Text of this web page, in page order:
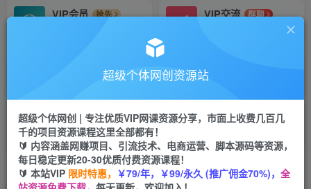
VIP会员
抢先
VIP交流
群聊
研究探讨更多创业项目路子。
会员专属推广链接
招募站长
挂机
项目
脚本卡密
APP下载
GO
首页 创业课程 会员专属 正文
超级个体网创资源站
超级个体网创 | 专注优质VIP网课资源分享，市面上收费几百几
千的项目资源课程这里全部都有！
🔰 内容涵盖网赚项目、引流技术、电商运营、脚本源码等资源，
每日稳定更新20-30优质付费资源课程！
🔰 本站VIP 限时特惠， ￥79/年，￥99/永久 (推广佣金70%)， 全